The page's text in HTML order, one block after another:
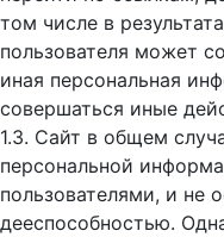
том числе в
пользователя может
иная персональная
совершаться иные
1.3. Сайт в общем
персональной
пользователями, и не
дееспособностью.